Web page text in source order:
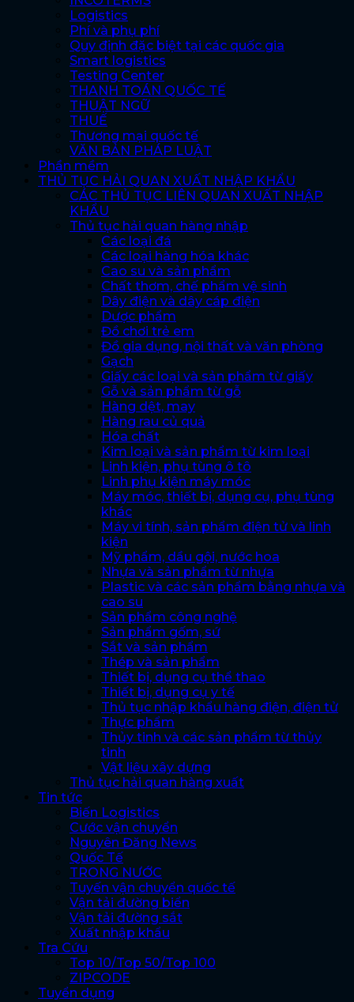
Logistics
Phí và phụ phí
Quy định đặc biệt tại các quốc gia
Smart logistics
Testing Center
THANH TOÁN QUỐC TẾ
THUẬT NGỮ
THUẾ
Thương mại quốc tế
VĂN BẢN PHÁP LUẬT
Phần mềm
THỦ TỤC HẢI QUAN XUẤT NHẬP KHẨU
CÁC THỦ TỤC LIÊN QUAN XUẤT NHẬP
KHẨU
Thủ tục hải quan hàng nhập
Các loại đá
Các loại hàng hóa khác
Cao su và sản phẩm
Chất thơm, chế phẩm vệ sinh
Dây điện và dây cáp điện
Dược phẩm
Đồ chơi trẻ em
Đồ gia dụng, nội thất và văn phòng
Gạch
Giấy các loại và sản phẩm từ giấy
Gỗ và sản phẩm từ gỗ
Hàng dệt, may
Hàng rau củ quả
Hóa chất
Kim loại và sản phẩm từ kim loại
Linh kiện, phụ tùng ô tô
Linh phụ kiện máy móc
Máy móc, thiết bị, dụng cụ, phụ tùng
khác
Máy vi tính, sản phẩm điện tử và linh
kiện
Mỹ phẩm, dầu gội, nước hoa
Nhựa và sản phẩm từ nhựa
Plastic và các sản phẩm bằng nhựa và
cao su
Sản phẩm công nghệ
Sản phẩm gốm, sứ
Sắt và sản phẩm
Thép và sản phẩm
Thiết bị, dụng cụ thể thao
Thiết bị, dụng cụ y tế
Thủ tục nhập khẩu hàng điện, điện tử
Thực phẩm
Thủy tinh và các sản phẩm từ thủy
tinh
Vật liệu xây dựng
Thủ tục hải quan hàng xuất
Tin tức
Biến Logistics
Cước vận chuyển
Nguyên Đăng News
Quốc Tế
TRONG NƯỚC
Tuyến vận chuyển quốc tế
Vận tải đường biển
Vận tải đường sắt
Xuất nhập khẩu
Tra Cứu
Top 10/Top 50/Top 100
ZIPCODE
Tuyển dụng